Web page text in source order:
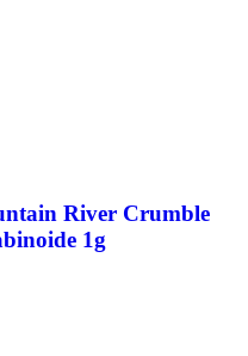
River Crumble
1g